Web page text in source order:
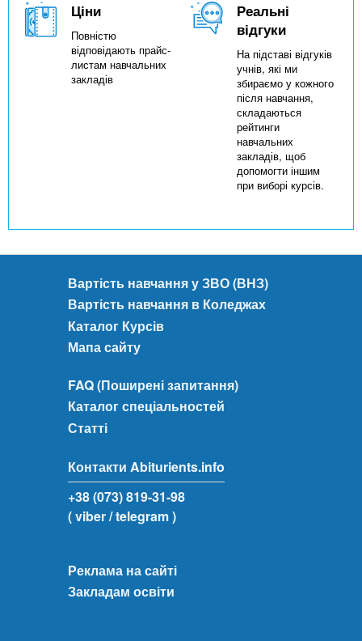
Ціни
Повністю
відповідають прайс-
листам навчальних
закладів
Реальні
відгуки
На підставі відгуків
учнів, які ми
збираємо у кожного
після навчання,
складаються
рейтинги
навчальних
закладів, щоб
допомогти іншим
при виборі курсів.
Вартість навчання у ЗВО (ВНЗ)
Вартість навчання в Коледжах
Каталог Курсів
Мапа сайту
FAQ (Поширені запитання)
Каталог спеціальностей
Статті
Контакти Abiturients.info
+38 (073) 819-31-98
( viber/ telegram )
Реклама на сайті
Закладам освіти